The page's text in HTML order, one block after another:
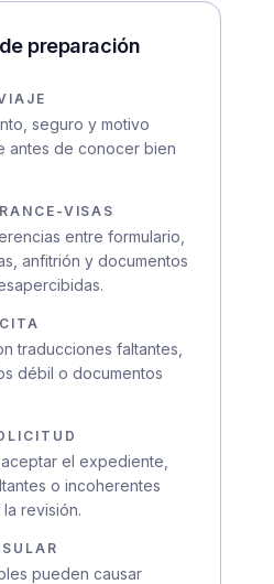
preparación
seguro y motivo
antes de conocer bien
VISAS
entre formulario,
anfitrión y documentos
traducciones faltantes,
débil o documentos
el expediente,
o incoherentes
revisión.
pueden causar